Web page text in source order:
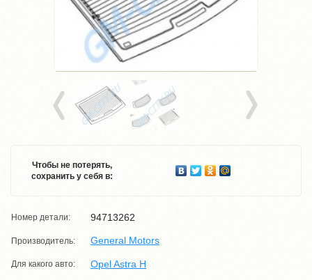
Чтобы не потерять,
сохранить у себя в:
Номер детали: 94713262
Производитель: General Motors
Для какого авто: Opel Astra H